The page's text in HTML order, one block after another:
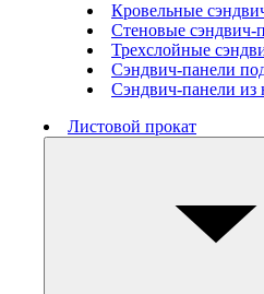
Кровельные
Стеновые cэндвич-
Трехслойные
Сэндвич-панели
Сэндвич-панели из
Листовой прокат